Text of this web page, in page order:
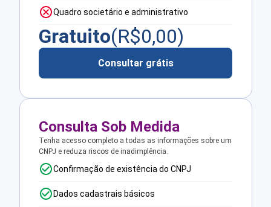
Quadro societário e administrativo
Gratuito(R$0,00)
Consultar grátis
Consulta Sob Medida
Tenha acesso completo a todas as informações sobre um
CNPJ e reduza riscos de inadimplência.
Confirmação de existência do CNPJ
Dados cadastrais básicos